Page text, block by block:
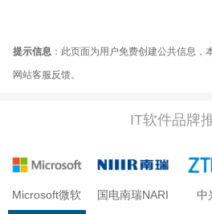
提示信息 ：此页面为用户免费创建公共信息
网站客服反馈。
IT软件品牌
Microsoft微软 国电南瑞NARI 中